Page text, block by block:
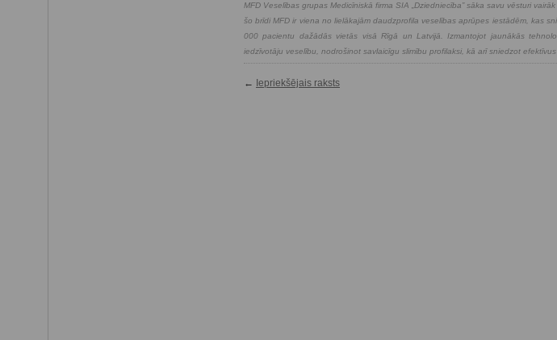
MFD Veselības grupas Medicīniskā firma SIA „Dziedniecība” sāka savu vēsturi
šo brīdi MFD ir viena no lielākajām daudzprofila veselības aprūpes iestādēm, kas
000 pacientu dažādās vietās visā Rīgā un Latvijā. Izmantojot jaunākās
iedzīvotāju veselību, nodrošinot savlaicīgu slimību profilaksi, kā arī sniedzot
← Iepriekšējais raksts